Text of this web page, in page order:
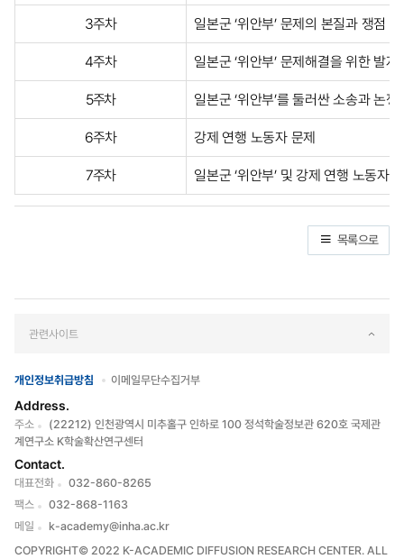
3주차 일본군 ‘위안부’ 문제의 본질과 쟁점
4주차 일본군 ‘위안부’ 문제해결을 위한 발자
5주차 일본군 ‘위안부’를 둘러싼 소송과 논쟁
6주차 강제 연행 노동자 문제
7주차 일본군 ‘위안부’ 및 강제 연행 노동자
목록으로
개인정보취급방침 이메일무단수집거부
Address.
주소
(22212) 인천광역시 미추홀구 인하로 100 정석학술정보관 620호 국제관
계연구소 K학술확산연구센터
Contact.
대표전화
032-860-8265
팩스
032-868-1163
메일
k-academy@inha.ac.kr
COPYRIGHT© 2022 K-ACADEMIC DIFFUSION RESEARCH CENTER. ALL
관련사이트